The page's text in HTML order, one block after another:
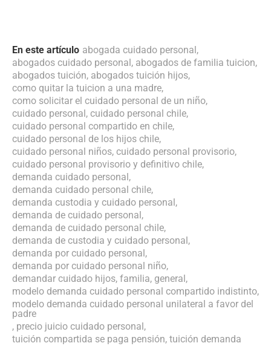
En este artículo abogada cuidado personal,
abogados cuidado personal, abogados de familia tuicion,
abogados tuición, abogados tuición hijos,
como quitar la tuicion a una madre,
como solicitar el cuidado personal de un niño,
cuidado personal, cuidado personal chile,
cuidado personal compartido en chile,
cuidado personal de los hijos chile,
cuidado personal niños, cuidado personal provisorio,
cuidado personal provisorio y definitivo chile,
demanda cuidado personal,
demanda cuidado personal chile,
demanda custodia y cuidado personal,
demanda de cuidado personal,
demanda de cuidado personal chile,
demanda de custodia y cuidado personal,
demanda por cuidado personal,
demanda por cuidado personal niño,
demandar cuidado hijos, familia, general,
modelo demanda cuidado personal compartido indistinto,
modelo demanda cuidado personal unilateral a favor del
padre
, precio juicio cuidado personal,
tuición compartida se paga pensión, tuición demanda